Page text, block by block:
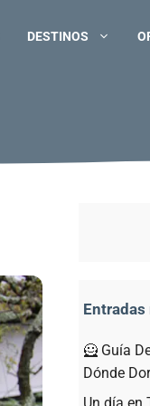
DESTINOS
🦸 Guía
Dónde